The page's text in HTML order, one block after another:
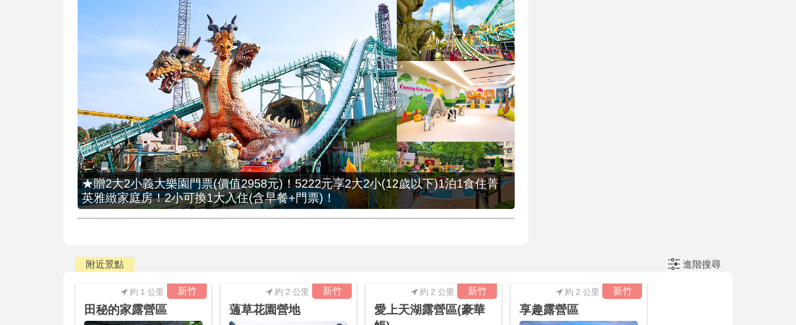
★贈2大2小義大樂園門票(價值2958元)！5222元享2大2小(12歲以下)1泊1食住菁
英雅緻家庭房！2小可換1大入住(含早餐+門票)！
附近景點 進階搜尋
新竹
約 1 公里
田秘的家露營區
新竹
約 2 公里
蓪草花園營地
新竹
約 2 公里
愛上天湖露營區(豪華
新竹
約 2 公里
享趣露營區